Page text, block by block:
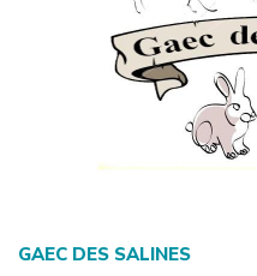
GAEC DES SALINES